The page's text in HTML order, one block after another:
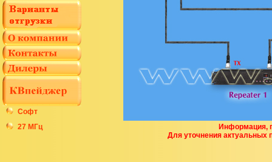
Софт
27 МГц
Информация,
Для уточнения актуальных